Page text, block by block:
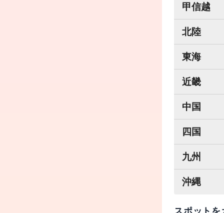
甲信越
北陸
東海
近畿
中国
四国
九州
沖縄
スポット